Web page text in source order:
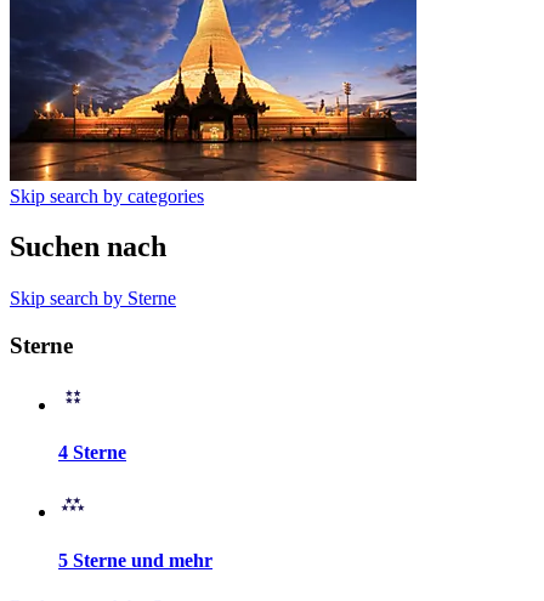
Skip search by categories
Suchen nach
Skip search by Sterne
Sterne
4 Sterne
5 Sterne und mehr